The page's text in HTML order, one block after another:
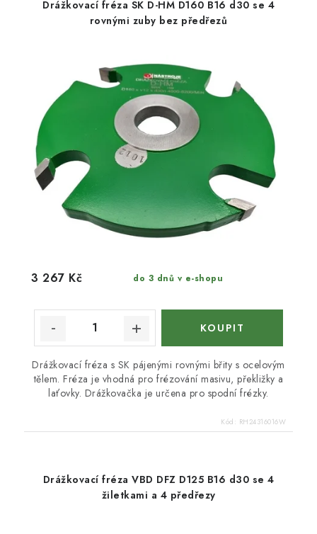
Drážkovací fréza SK D-HM D160 B16 d30 se 4
rovnými zuby bez předřezů
do 3 dnů v e-shopu
3 267 Kč
Drážkovací fréza s SK pájenými rovnými břity s ocelovým
tělem. Fréza je vhodná pro frézování masivu, překližky a
laťovky. Drážkovačka je určena pro spodní frézky.
Kód: RH24316016W
Drážkovací fréza VBD DFZ D125 B16 d30 se 4
žiletkami a 4 předřezy